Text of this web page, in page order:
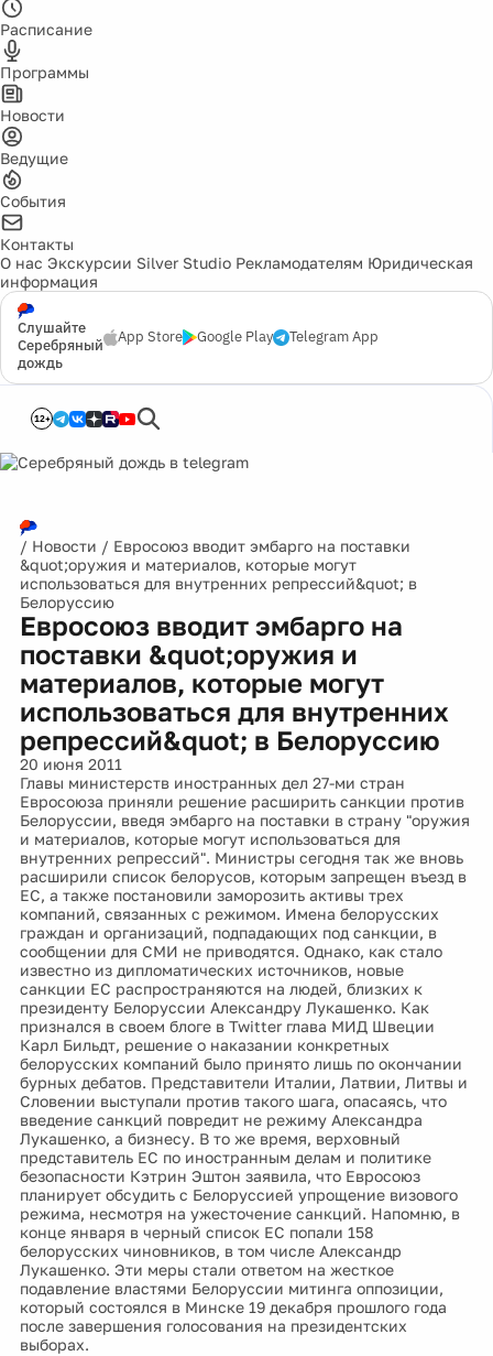
Расписание
Программы
Новости
Ведущие
События
Контакты
О нас Экскурсии Silver Studio Рекламодателям Юридическая
информация
Слушайте
Серебряный
дождь
App Store Google Play Telegram App
12+
/ Новости / Евросоюз вводит эмбарго на поставки
&quot;оружия и материалов, которые могут
использоваться для внутренних репрессий&quot; в
Белоруссию
Евросоюз вводит эмбарго на
поставки &quot;оружия и
материалов, которые могут
использоваться для внутренних
репрессий&quot; в Белоруссию
20 июня 2011
Главы министерств иностранных дел 27-ми стран
Евросоюза приняли решение расширить санкции против
Белоруссии, введя эмбарго на поставки в страну "оружия
и материалов, которые могут использоваться для
внутренних репрессий". Министры сегодня так же вновь
расширили список белорусов, которым запрещен въезд в
ЕС, а также постановили заморозить активы трех
компаний, связанных с режимом. Имена белорусских
граждан и организаций, подпадающих под санкции, в
сообщении для СМИ не приводятся. Однако, как стало
известно из дипломатических источников, новые
санкции ЕС распространяются на людей, близких к
президенту Белоруссии Александру Лукашенко. Как
признался в своем блоге в Twitter глава МИД Швеции
Карл Бильдт, решение о наказании конкретных
белорусских компаний было принято лишь по окончании
бурных дебатов. Представители Италии, Латвии, Литвы и
Словении выступали против такого шага, опасаясь, что
введение санкций повредит не режиму Александра
Лукашенко, а бизнесу. В то же время, верховный
представитель ЕС по иностранным делам и политике
безопасности Кэтрин Эштон заявила, что Евросоюз
планирует обсудить с Белоруссией упрощение визового
режима, несмотря на ужесточение санкций. Напомню, в
конце января в черный список ЕС попали 158
белорусских чиновников, в том числе Александр
Лукашенко. Эти меры стали ответом на жесткое
подавление властями Белоруссии митинга оппозиции,
который состоялся в Минске 19 декабря прошлого года
после завершения голосования на президентских
выборах.